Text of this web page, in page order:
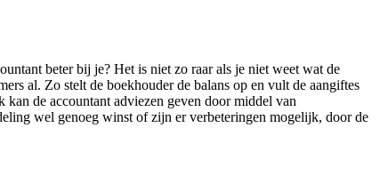
beter bij je? Het is niet zo raar als je niet weet wat de
al. Zo stelt de boekhouder de balans op en vult de aangiftes
de accountant adviezen geven door middel van
wel genoeg winst of zijn er verbeteringen mogelijk, door de